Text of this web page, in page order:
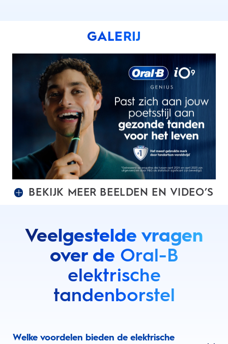
GALERIJ
BEKIJK MEER BEELDEN EN VIDEO’S
Veelgestelde vragen
over de Oral-B
elektrische
tandenborstel
Welke voordelen bieden de elektrische